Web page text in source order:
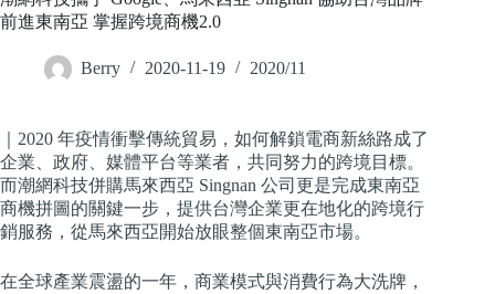
前進東南亞 掌握跨境商機2.0
Berry 2020-11-19 2020/11
｜2020 年疫情衝擊傳統貿易，如何解鎖電商新絲路成了
企業、政府、媒體平台等業者，共同努力的跨境目標。
而潮網科技併購馬來西亞 Singnan 公司更是完成東南亞
商機拼圖的關鍵一步，提供台灣企業更在地化的跨境行
銷服務，從馬來西亞開始放眼整個東南亞市場。
在全球產業震盪的一年，商業模式與消費行為大洗牌，